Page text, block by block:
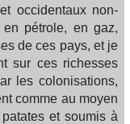
occidentaux non-
pétrole, en gaz,
de ces pays, et je
sur ces richesses
les colonisations,
comme au moyen
et soumis à